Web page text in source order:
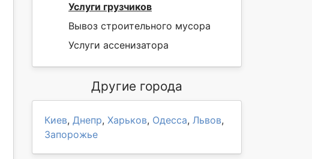
Услуги грузчиков
Вывоз строительного мусора
Услуги ассенизатора
Другие города
Киев, Днепр, Харьков, Одесса, Львов,
Запорожье